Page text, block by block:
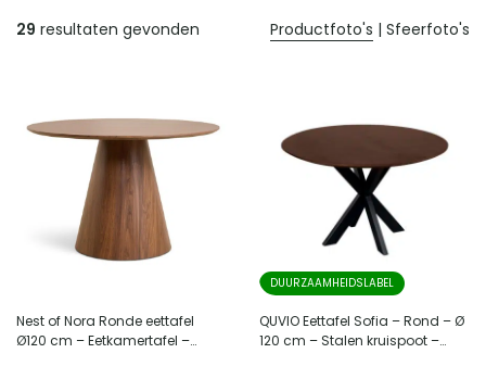
Producten
29 resultaten gevonden Productfoto's | Sfeerfoto's
Nest of Nora Ronde eettafel
Ø120 cm – Eetkamertafel –
DUURZAAMHEIDSLABEL
QUVIO Eettafel Sofia – Rond – Ø
120 cm – Stalen kruispoot –